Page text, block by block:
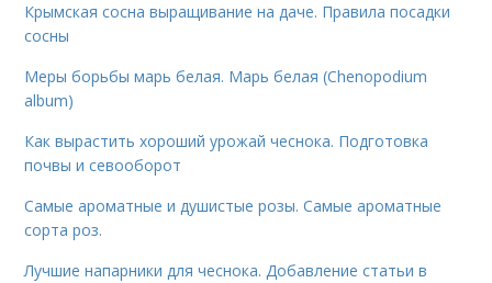
Крымская сосна выращивание на даче. Правила посадки
сосны
Меры борьбы марь белая. Марь белая (Chenopodium
album)
Как вырастить хороший урожай чеснока. Подготовка
почвы и севооборот
Самые ароматные и душистые розы. Самые ароматные
сорта роз.
Лучшие напарники для чеснока. Добавление статьи в